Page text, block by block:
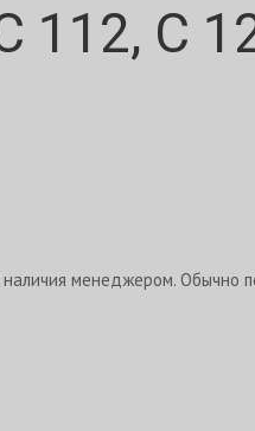
112, C
менеджером. Обычно